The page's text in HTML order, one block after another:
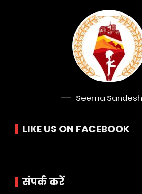
Seema Sandesh
LIKE US ON FACEBOOK
संपर्क करें